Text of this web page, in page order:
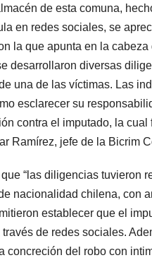
de esta comuna,
en redes sociales, se
la que apunta en la
desarrollaron diversas
una de las víctimas. Las
esclarecer su
contra el imputado, la
Ramírez, jefe de la Bicrim
“las diligencias tuvieron
nacionalidad chilena, con
establecer que el
de redes sociales.
concreción del robo con